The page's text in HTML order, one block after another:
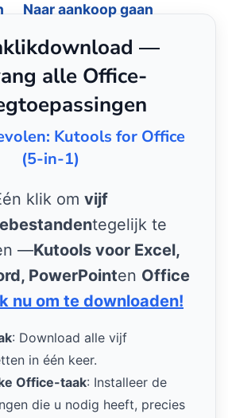
Naar aankoop gaan
—
alle Office-
Kutools for Office
(5-in-1)
klik om vijf
tegelijk te
—Kutools voor Excel,
PowerPointen Office
nu om te downloaden!
: Download alle vijf
in één keer.
Office-taak: Installeer de
die u nodig heeft, precies